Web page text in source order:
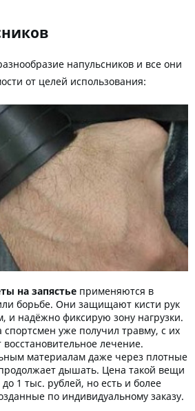
напульсников и все они
от целей использования:
на запястье применяются в
борьбе. Они защищают кисти рук
и надёжно фиксирую зону нагрузки.
спортсмен уже получил травму, с их
лечение.
материалам даже через плотные
дышать. Цена такой вещи
1 тыс. рублей, но есть и более
по индивидуальному заказу.